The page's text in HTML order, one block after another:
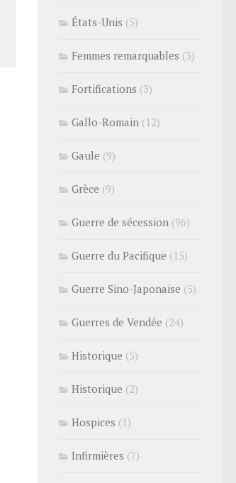
États-Unis (5)
Femmes remarquables (3)
Fortifications (3)
Gallo-Romain (12)
Gaule (9)
Grèce (9)
Guerre de sécession (96)
Guerre du Pacifique (15)
Guerre Sino-Japonaise (5)
Guerres de Vendée (24)
Historique (5)
Historique (2)
Hospices (1)
Infirmières (7)